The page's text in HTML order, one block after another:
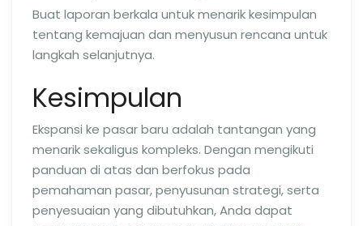
Buat laporan berkala untuk menarik kesimpulan
tentang kemajuan dan menyusun rencana untuk
langkah selanjutnya.
Kesimpulan
Ekspansi ke pasar baru adalah tantangan yang
menarik sekaligus kompleks. Dengan mengikuti
panduan di atas dan berfokus pada
pemahaman pasar, penyusunan strategi, serta
penyesuaian yang dibutuhkan, Anda dapat